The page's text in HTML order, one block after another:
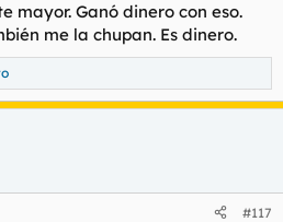
mayor. Ganó dinero con eso.
me la chupan. Es dinero.
#117